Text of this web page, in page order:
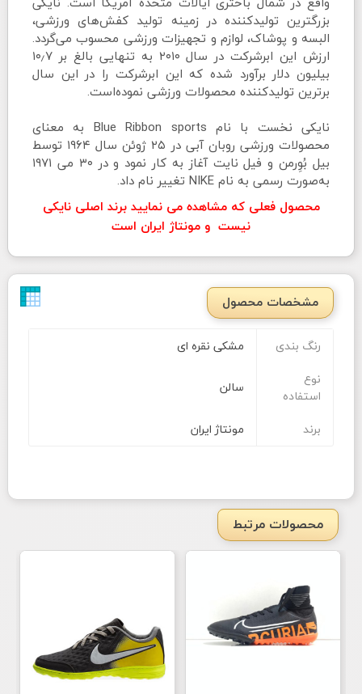
بزرگترین تولیدکننده در زمینه تولید کفش‌های ورزشی،
البسه و پوشاک، لوازم و تجهیزات ورزشی محسوب می‌گردد.
ارزش این ابرشرکت در سال ۲۰۱۰ به تنهایی بالغ بر ۱۰٫۷
بیلیون دلار برآورد شده که این ابرشرکت را در این سال
برترین تولیدکننده محصولات ورزشی نموده‌است.
نایکی نخست با نام Blue Ribbon sports به معنای
محصولات ورزشی روبان آبی در ۲۵ ژوئن سال ۱۹۶۴ توسط
بیل بُوِرمن و فیل نایت آغاز به کار نمود و در ۳۰ می ۱۹۷۱
به‌صورت رسمی به نام NIKE تغییر نام داد.
محصول فعلی که مشاهده می نمایید برند اصلی نایکی
نیست و مونتاژ ایران است
مشخصات محصول
رنگ بندی
مشکی نقره ای
نوع
استفاده
سالن
برند مونتاژ ایران
محصولات مرتبط